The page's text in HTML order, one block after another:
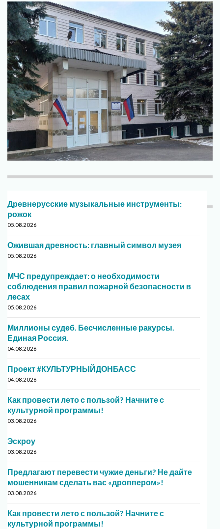
Древнерусские музыкальные инструменты:
рожок
05.08.2026
Ожившая древность: главный символ музея
05.08.2026
МЧС предупреждает: о необходимости
соблюдения правил пожарной безопасности в
лесах
05.08.2026
Миллионы судеб. Бесчисленные ракурсы.
Единая Россия.
04.08.2026
Проект #КУЛЬТУРНЫЙДОНБАСС
04.08.2026
Как провести лето с пользой? Начните с
культурной программы!
03.08.2026
Эскроу
03.08.2026
Предлагают перевести чужие деньги? Не дайте
мошенникам сделать вас «дроппером»!
03.08.2026
Как провести лето с пользой? Начните с
культурной программы!